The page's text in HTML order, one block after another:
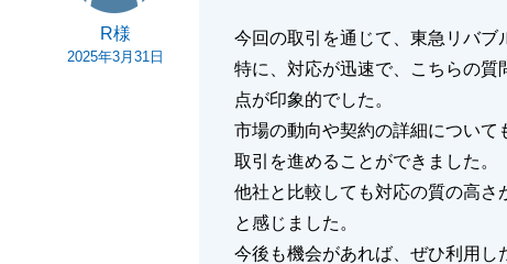
R様
2025年3月31日
今回の取引を通じて、東急リバブ
特に、対応が迅速で、こちらの質
点が印象的でした。
市場の動向や契約の詳細について
取引を進めることができました。
他社と比較しても対応の質の高
と感じました。
今後も機会があれば、ぜひ利用し